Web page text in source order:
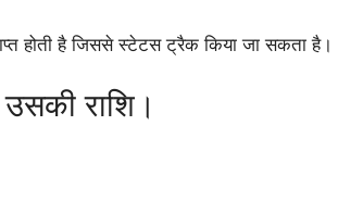
होती है जिससे स्टेटस ट्रैक किया जा सकता है।
राशि।